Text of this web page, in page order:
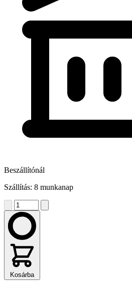
Beszállítónál
Szállítás: 8 munkanap
Kosárba